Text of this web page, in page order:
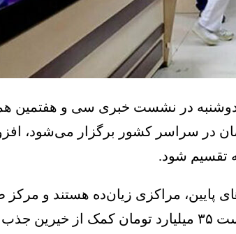
دوشنبه در نشست خبری سی و هفتمین
و متخصصان در سراسر کشور برگزار
تقسیم شود.
پایین، مراکزی زیان‌ده هستند و مرکز
می‌شود. با وجود این، سال گذشته این بیمارستان